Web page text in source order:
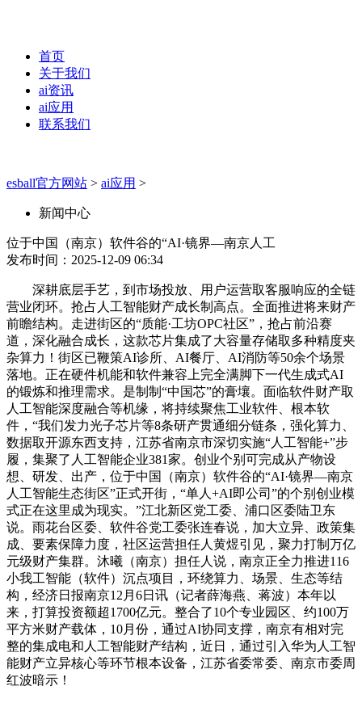
首页
关于我们
ai资讯
ai应用
联系我们
esball官方网站 > ai应用 >
新闻中心
位于中国（南京）软件谷的“AI·镜界—南京人工
发布时间：2025-12-09 06:34
深耕底层手艺，到市场投放、用户运营取客服响应的全链
营业闭环。抢占人工智能财产成长制高点。全面推进将来财产
前瞻结构。走进街区的“质能·工坊OPC社区”，抢占前沿赛
道，深化融合成长，这款芯片集成了大容量存储取多种精度夹
杂算力！街区已鞭策AI诊所、AI餐厅、AI消防等50余个场景
落地。正在硬件机能和软件兼容上完全满脚下一代生成式AI
的锻炼和推理需求。是制制“中国芯”的膏壤。面临软件财产取
人工智能深度融合等机缘，将持续聚焦工业软件、根本软
件，“我们发力光子芯片等8条研产贯通细分链条，强化算力、
数据取开源东西支持，江苏省南京市深切实施“人工智能+”步
履，集聚了人工智能企业381家。创业个别可完成从产物设
想、研发、出产，位于中国（南京）软件谷的“AI·镜界—南京
人工智能生态街区”正式开街，“单人+AI即公司”的个别创业模
式正在这里成为现实。”江北新区党工委、浦口区委陆卫东
说。雨花台区委、软件谷党工委张连春说，加大立异、政策集
成、要素保障力度，社区运营担任人黄煜引见，聚力打制万亿
元级财产集群。沐曦（南京）担任人说，南京正全力推进116
小我工智能（软件）沉点项目，环绕算力、场景、生态等结
构，经济日报南京12月6日讯（记者薛海燕、蒋波）本年以
来，打算投资额超1700亿元。整合了10个专业园区、约100万
平方米财产载体，10月份，通过AI协同支撑，南京有相对完
整的集成电和人工智能财产结构，近日，通过引入华为人工智
能财产立异核心等环节根本设备，江苏省委常委、南京市委周
红波暗示！